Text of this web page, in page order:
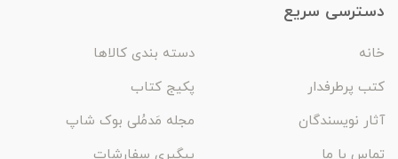
دسترسی سریع
خانه
دسته بندی کالاها
کتب پرطرفدار
پکیج کتاب
آثار نویسندگان
مجله مَدمُلی بوک شاپ